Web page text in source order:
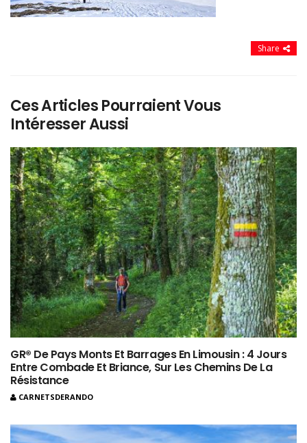
Share
Ces Articles Pourraient Vous
Intéresser Aussi
GR® De Pays Monts Et Barrages En Limousin : 4 Jours
Entre Combade Et Briance, Sur Les Chemins De La
Résistance
CARNETSDERANDO